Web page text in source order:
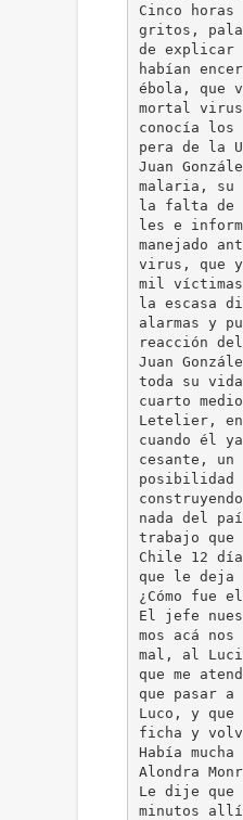
Cinco horas
gritos,
de explicar
habían
ébola, que
mortal
conocía los
pera de la
Juan
malaria, su
la falta de
les e
manejado
virus, que
mil
la escasa
alarmas y
reacción
Juan
toda su
cuarto
Letelier, en
cuando él
cesante, un
posibilidad
nada del
trabajo
Chile 12
que le deja
¿Cómo fue
El jefe
mos acá
mal, al
que me
que pasar a
Luco, y
ficha y
Había
Alondra
Le dije que
minutos